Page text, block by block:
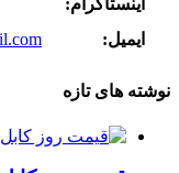
اینستاگرام:
ایمیل:
نوشته های تازه